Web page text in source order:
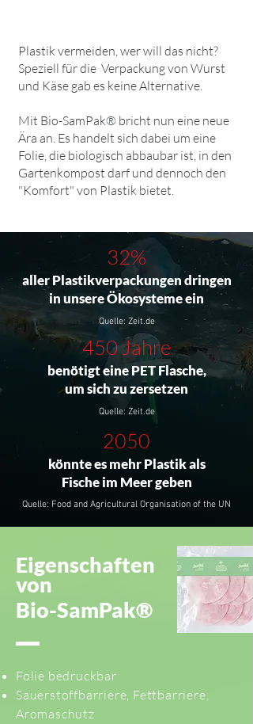
Plastik vermeiden, wer will das nicht?
Speziell für die Verpackung von Wurst
und Käse gab es keine Alternative.
Mit Bio-SamPak® bricht nun eine neue
Ära an. Es handelt sich dabei um eine
Folie, die biologisch abbaubar ist, in den
Gartenkompost darf und dennoch den
"Komfort" von Plastik bietet.
450 Jahre
benötigt eine PET Flasche,
um sich zu zersetzen
Quelle: Zeit.de
2050
könnte es mehr Plastik als
Fische im Meer geben
Quelle: Food and Agricultural Organisation of the UN
32%
aller Plastikverpackungen dringen
in unsere Ökosysteme ein
Quelle: Zeit.de
Eigenschaften
von
Bio-SamPak®
Folie bedruckbar
Sauerstoffbarriere, Fettbarriere,
Aromaschutz